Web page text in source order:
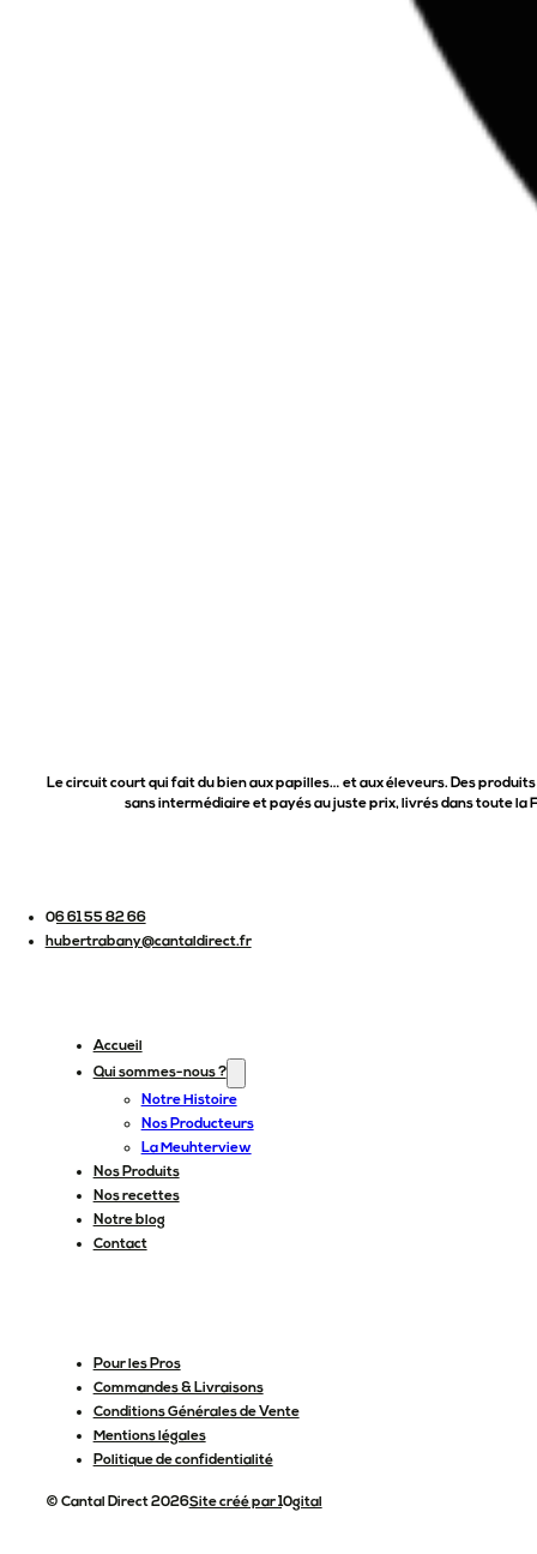
Le circuit court qui fait du bien aux papilles… et aux éleveurs. Des
sans intermédiaire et payés au juste prix, livrés dans toute la
06 61 55 82 66
hubertrabany@cantaldirect.fr
Accueil
Qui sommes-nous ?
Notre Histoire
Nos Producteurs
La Meuhterview
Nos Produits
Nos recettes
Notre blog
Contact
Pour les Pros
Commandes & Livraisons
Conditions Générales de Vente
Mentions légales
Politique de confidentialité
© Cantal Direct 2026Site créé par 10gital